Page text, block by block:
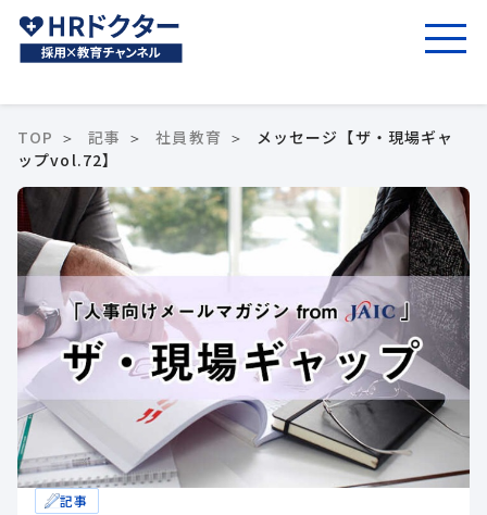
TOP 記事 社員教育
メッセージ【ザ・現場ギャ
ップvol.72】
記事